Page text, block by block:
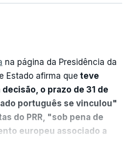
na página da Presidência da
Estado afirma que teve
o prazo de 31 de
português se vinculou"
do PRR, "sob pena de
europeu associado a